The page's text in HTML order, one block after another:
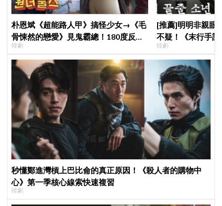
朴恩斌《超能路人甲》搞怪少女→《毛
骨悚然的戀愛》見鬼霸總！180度反差
演技獲讚「信看演員」
韓劇
[推薦]明明非親眼
不疑！《末行手
花讓老師崔岷植
韓劇
秒懂鄭進灣槓上巴比侖的真正原因！《殺人者的購物中
心》第一季核心線索快速複習
韓劇